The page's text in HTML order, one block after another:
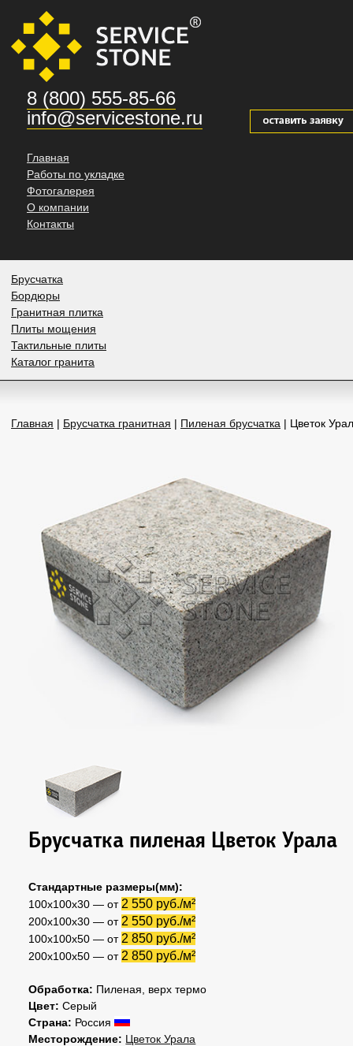
8 (800) 555-85-66
info@servicestone.ru
Главная
Работы по укладке
Фотогалерея
О компании
Контакты
Брусчатка
Бордюры
Гранитная плитка
Плиты мощения
Тактильные плиты
Каталог гранита
Главная | Брусчатка гранитная | Пиленая брусчатка | Цветок
Брусчатка пиленая Цветок Урала
Стандартные размеры(мм):
100х100х30 — от 2 550 руб./м²
200х100х30 — от 2 550 руб./м²
100х100х50 — от 2 850 руб./м²
200х100х50 — от 2 850 руб./м²
Обработка: Пиленая, верх термо
Цвет: Серый
Страна: Россия
Месторождение: Цветок Урала